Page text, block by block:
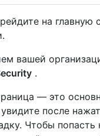
на главную
вашей
.
— это
после
Чтобы попасть